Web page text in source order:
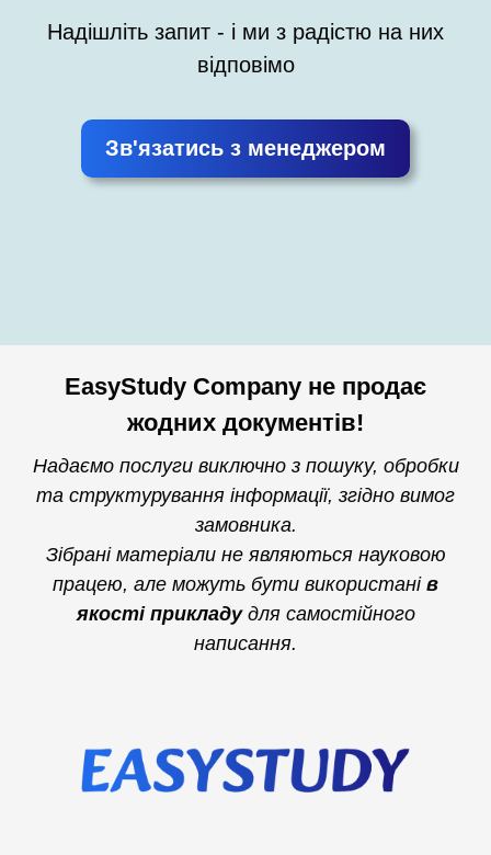
Надішліть запит - і ми з радістю на них
відповімо
Зв'язатись з менеджером
EasyStudy Company не продає
жодних документів!
Надаємо послуги виключно з пошуку, обробки
та структурування інформації, згідно вимог
замовника.
Зібрані матеріали не являються науковою
працею, але можуть бути використані в
якості прикладудля самостійного
написання.